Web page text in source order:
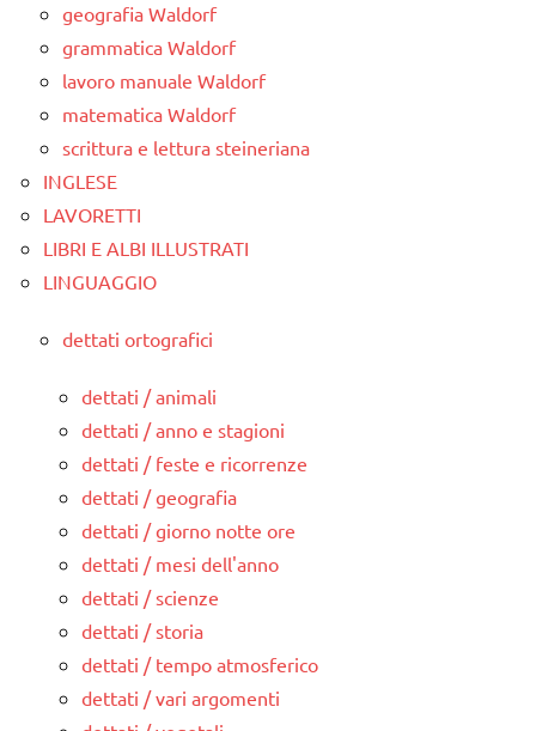
geografia Waldorf
grammatica Waldorf
lavoro manuale Waldorf
matematica Waldorf
scrittura e lettura steineriana
INGLESE
LAVORETTI
LIBRI E ALBI ILLUSTRATI
LINGUAGGIO
dettati ortografici
dettati / animali
dettati / anno e stagioni
dettati / feste e ricorrenze
dettati / geografia
dettati / giorno notte ore
dettati / mesi dell'anno
dettati / scienze
dettati / storia
dettati / tempo atmosferico
dettati / vari argomenti